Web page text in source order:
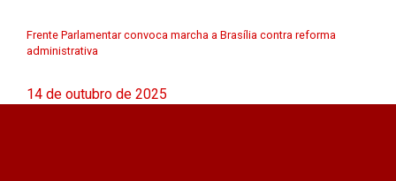
Frente Parlamentar convoca marcha a Brasília contra reforma
administrativa
14 de outubro de 2025